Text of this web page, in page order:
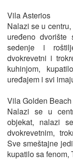
Vila Asterios
Nalazi se u
uređeno dvorište
sedenje i
dvokrevetni i
kuhinjom,
uređajem i svi
Vila Golden Beach
Nalazi se u
objekat, nalazi
dvokrevetnim,
Sve smeštajne
kupatilo sa fenom,